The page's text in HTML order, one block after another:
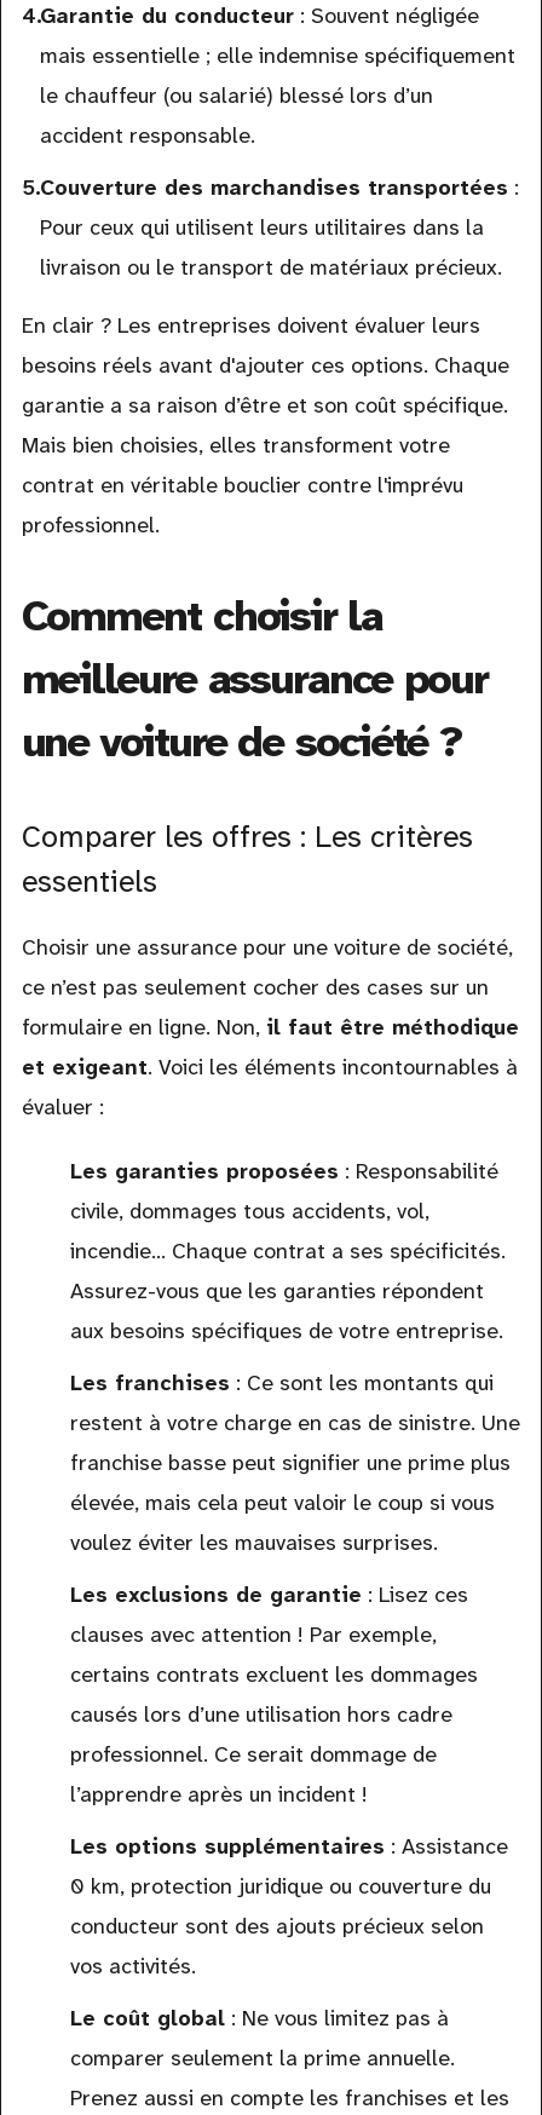
Garantie du conducteur: Souvent négligée
mais essentielle ; elle indemnise spécifiquement
le chauffeur (ou salarié) blessé lors d’un
accident responsable.
Couverture des marchandises transportées :
Pour ceux qui utilisent leurs utilitaires dans la
livraison ou le transport de matériaux précieux.
En clair ? Les entreprises doivent évaluer leurs
besoins réels avant d'ajouter ces options. Chaque
garantie a sa raison d’être et son coût spécifique.
Mais bien choisies, elles transforment votre
contrat en véritable bouclier contre l'imprévu
professionnel.
Comment choisir la
meilleure assurance pour
une voiture de société ?
Comparer les offres : Les critères
essentiels
Choisir une assurance pour une voiture de société,
ce n’est pas seulement cocher des cases sur un
formulaire en ligne. Non, il faut être méthodique
et exigeant. Voici les éléments incontournables à
évaluer :
Les garanties proposées : Responsabilité
civile, dommages tous accidents, vol,
incendie... Chaque contrat a ses spécificités.
Assurez-vous que les garanties répondent
aux besoins spécifiques de votre entreprise.
Les franchises : Ce sont les montants qui
restent à votre charge en cas de sinistre. Une
franchise basse peut signifier une prime plus
élevée, mais cela peut valoir le coup si vous
voulez éviter les mauvaises surprises.
Les exclusions de garantie : Lisez ces
clauses avec attention ! Par exemple,
certains contrats excluent les dommages
causés lors d’une utilisation hors cadre
professionnel. Ce serait dommage de
l’apprendre après un incident !
Les options supplémentaires : Assistance
0 km, protection juridique ou couverture du
conducteur sont des ajouts précieux selon
vos activités.
Le coût global: Ne vous limitez pas à
comparer seulement la prime annuelle.
Prenez aussi en compte les franchises et les